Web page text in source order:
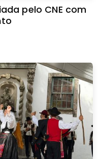
pelo CNE com